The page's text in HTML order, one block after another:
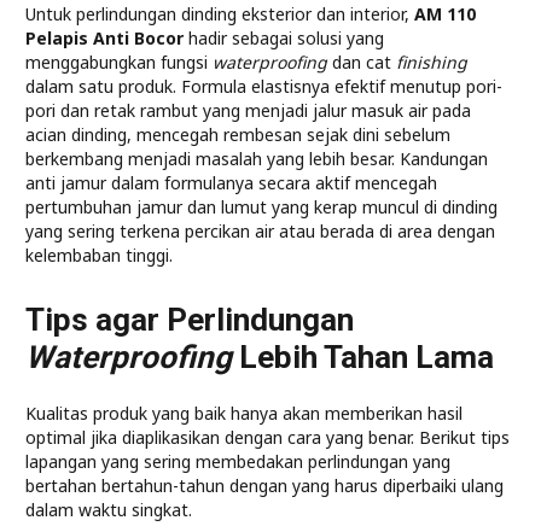
Untuk perlindungan dinding eksterior dan interior, AM 110
Pelapis Anti Bocor hadir sebagai solusi yang
menggabungkan fungsi waterproofingdan cat finishing
dalam satu produk. Formula elastisnya efektif menutup pori-
pori dan retak rambut yang menjadi jalur masuk air pada
acian dinding, mencegah rembesan sejak dini sebelum
berkembang menjadi masalah yang lebih besar. Kandungan
anti jamur dalam formulanya secara aktif mencegah
pertumbuhan jamur dan lumut yang kerap muncul di dinding
yang sering terkena percikan air atau berada di area dengan
kelembaban tinggi.
Tips agar Perlindungan
WaterproofingLebih Tahan Lama
Kualitas produk yang baik hanya akan memberikan hasil
optimal jika diaplikasikan dengan cara yang benar. Berikut tips
lapangan yang sering membedakan perlindungan yang
bertahan bertahun-tahun dengan yang harus diperbaiki ulang
dalam waktu singkat.